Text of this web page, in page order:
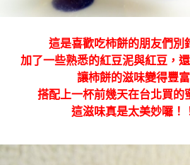
這是喜歡吃柿餅的朋友們別
加了一些熟悉的紅豆泥與紅豆，
讓柿餅的滋味變得豐富
搭配上一杯前幾天在台北買的
這滋味真是太美妙囉！